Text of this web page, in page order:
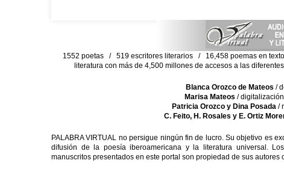
1552 poetas / 519 escritores literarios / 16,458 poemas en
literatura con más de 4,500 millones de accesos a las
Blanca Orozco de Mateos /
Marisa Mateos /
Patricia Orozco y Dina Posada/
C. Feito, H. Rosales y E. Ortiz
PALABRA VIRTUAL no persigue ningún fin de lucro. Su objetivo es
difusión de la poesía iberoamericana y la literatura universal.
manuscritos presentados en este portal son propiedad de sus autores